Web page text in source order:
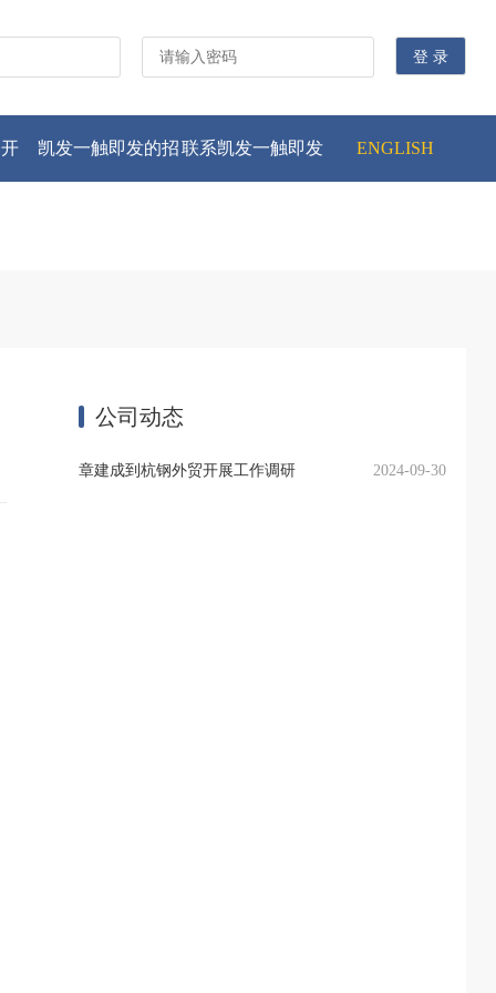
凯发一触即发的招联系凯发一触即发 ENGLISH
公司动态
章建成到杭钢外贸开展工作调研 2024-09-30